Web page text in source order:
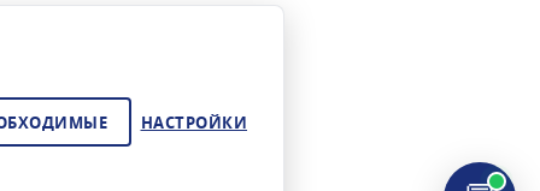
НАСТРОЙКИ